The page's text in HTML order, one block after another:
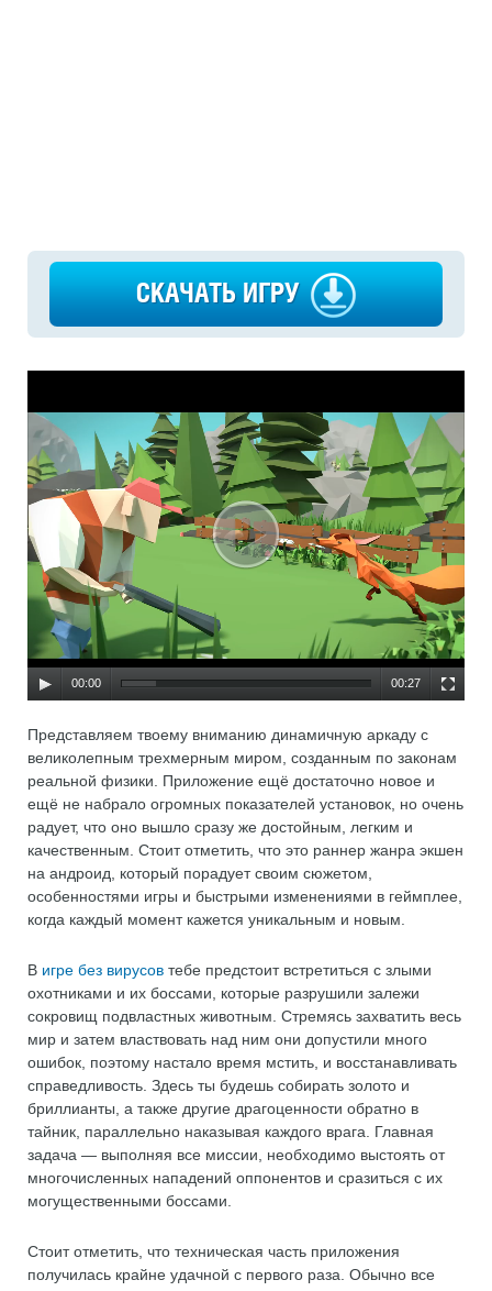
СКАЧАТЬ ИГРУ
00:00 00:27
Представляем твоему вниманию динамичную аркаду с
великолепным трехмерным миром, созданным по законам
реальной физики. Приложение ещё достаточно новое и
ещё не набрало огромных показателей установок, но очень
радует, что оно вышло сразу же достойным, легким и
качественным. Стоит отметить, что это раннер жанра экшен
на андроид, который порадует своим сюжетом,
особенностями игры и быстрыми изменениями в геймплее,
когда каждый момент кажется уникальным и новым.
В игре без вирусов тебе предстоит встретиться с злыми
охотниками и их боссами, которые разрушили залежи
сокровищ подвластных животным. Стремясь захватить весь
мир и затем властвовать над ним они допустили много
ошибок, поэтому настало время мстить, и восстанавливать
справедливость. Здесь ты будешь собирать золото и
бриллианты, а также другие драгоценности обратно в
тайник, параллельно наказывая каждого врага. Главная
задача — выполняя все миссии, необходимо выстоять от
многочисленных нападений оппонентов и сразиться с их
могущественными боссами.
Стоит отметить, что техническая часть приложения
получилась крайне удачной с первого раза. Обычно все